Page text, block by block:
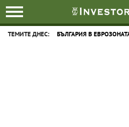
ТЕМИТЕ ДНЕС: БЪЛГАРИЯ В